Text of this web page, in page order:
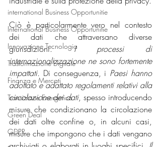
international Business Opportunitie
International Business Opportunitie
Innovazione Tecnologia
Trasformazione Digitale
Finanza e Mercati
Transizione Energetica
Green Deal
GDPR
Ciò è particolarmente vero nel contesto
dei dati che attraversano diverse
giurisdizioni. I processi di
internazionalizzazione ne sono fortemente
impattati. Di conseguenza, i Paesi hanno
adottato e adattato regolamenti relativi alla
circolazione dei dati, spesso introducendo
misure che condizionano la circolazione
dei dati oltre confine o, in alcuni casi,
misure che impongono che i dati vengano